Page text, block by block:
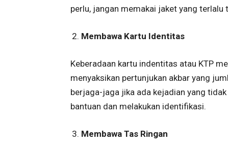
perlu, jangan memakai jaket yang terlalu
Membawa Kartu Identitas
Keberadaan kartu indentitas atau KTP
menyaksikan pertunjukan akbar yang
berjaga-jaga jika ada kejadian yang
bantuan dan melakukan identifikasi.
Membawa Tas Ringan